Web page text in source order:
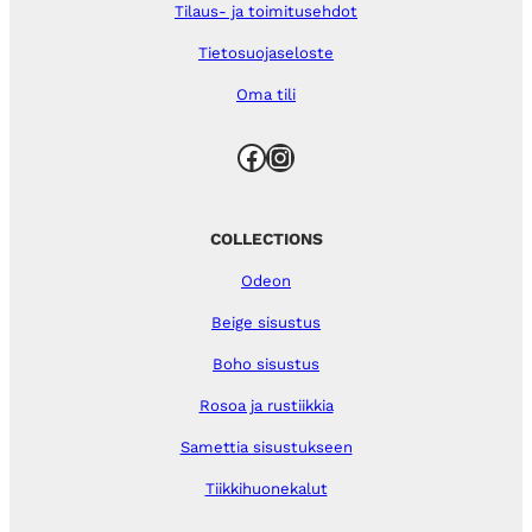
Tilaus- ja toimitusehdot
Tietosuojaseloste
Oma tili
Facebook Instagram
COLLECTIONS
Odeon
Beige sisustus
Boho sisustus
Rosoa ja rustiikkia
Samettia sisustukseen
Tiikkihuonekalut